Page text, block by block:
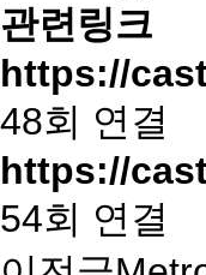
관련링크
https://
48회 연결
https://
54회 연결